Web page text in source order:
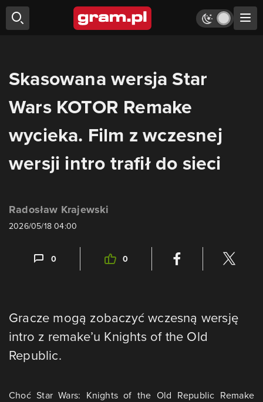
Skasowana wersja Star
Wars KOTOR Remake
wycieka. Film z wczesnej
wersji intro trafił do sieci
Radosław Krajewski
2026/05/18 04:00
0 0
Gracze mogą zobaczyć wczesną wersję
intro z remake’u Knights of the Old
Republic.
Choć Star Wars: Knights of the Old Republic Remake